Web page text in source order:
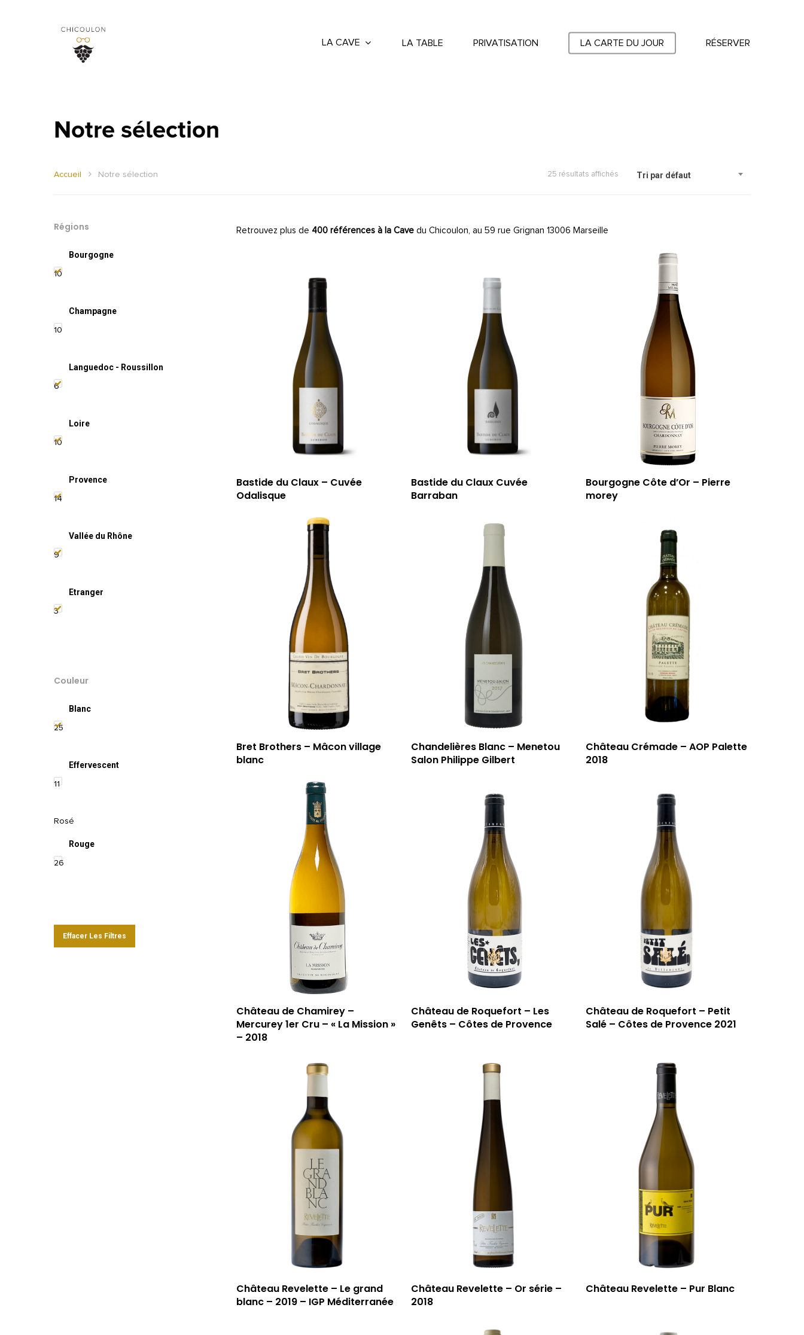
LA CAVE LA TABLE PRIVATISATION LA CARTE DU JOUR RÉSERVER
Notre sélection
Tri par défaut
25 résultats affichés
Accueil Notre sélection
Régions
Bourgogne
10
Champagne
10
Languedoc - Roussillon
6
Loire
10
Provence
14
Vallée du Rhône
9
Etranger
3
Couleur
Blanc
25
Effervescent
11
Rosé
Rouge
26
Effacer Les Filtres
Retrouvez plus de 400 références à la Cave du Chicoulon, au 59 rue Grignan 13006 Marseille
Bastide du Claux – Cuvée
Odalisque
Bastide du Claux Cuvée
Barraban
Bourgogne Côte d’Or – Pierre
morey
Bret Brothers – Mâcon village
blanc
Chandelières Blanc – Menetou
Salon Philippe Gilbert
Château Crémade – AOP Palette
2018
Château de Chamirey –
Mercurey 1er Cru – « La Mission »
– 2018
Château de Roquefort – Les
Genêts – Côtes de Provence
Château de Roquefort – Petit
Salé – Côtes de Provence 2021
Château Revelette – Le grand
blanc – 2019 – IGP Méditerranée
Château Revelette – Or série –
2018
Château Revelette – Pur Blanc
59 rue Grignan